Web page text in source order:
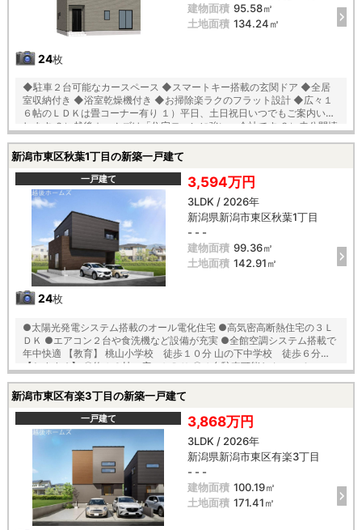
24枚
建物面積 95.58㎡
土地面積 134.24㎡
◆駐車２台可能なカースペース ◆スマートキー搭載の玄関ドア ◆全居
室収納付き ◆浴室乾燥機付き ◆お掃除楽ラクのフラット設計 ◆広々１
６帖のＬＤＫは畳コーナー有り １）平日、土日祝日いつでもご案内いた
します ２）越後ホームズは「住宅ローンに強い」会社です ３）未公開情
ャンペーン実施中 ■自動洗浄機能付きの外壁サイディング ■地震に強い
「耐震等級３」の家！ ■厳しい第三者機関検査による「住宅性能評価」
W取得！ ■「ベタ基礎」「地盤改良工事」実施！ ■安心の建物１０年保
証（最大３５年まで延長可） ■年中無休のアフターサービスコールセン
ター設置 ■浴室乾燥機で天候に左右されずお洗濯が可能 【教育】 中野山
小学校 徒歩１０分 石山中学校 徒歩１２分
新潟市東区秋葉1丁目の新築一戸建て
一戸建て
24枚
3,594万円
3LDK / 2026年
新潟県新潟市東区秋葉1丁目
- - -
建物面積 99.36㎡
土地面積 142.91㎡
●太陽光発電システム搭載のオール電化住宅 ●高気密高断熱住宅の３Ｌ
ＤＫ ●エアコン２台や食洗機など設備が充実 ●全館空調システム搭載で
年中快適 【教育】 桃山小学校 徒歩１０分 山の下中学校 徒歩６分
【おすすめ】 〇約１６帖の広々ＬＤＫ 〇４台駐車可能なカースペース
完備でお洗濯も安心 〇不在時にも便利な宅配ボックス 〇オール電化で
日々の光熱費も節約！
新潟市東区有楽3丁目の新築一戸建て
一戸建て 3,868万円
3LDK / 2026年
新潟県新潟市東区有楽3丁目
- - -
建物面積 100.19㎡
土地面積 171.41㎡